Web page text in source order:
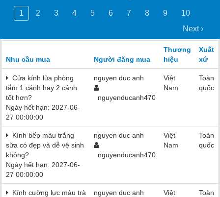
1 2 3 4 5 6 7 8 9
10
Next ›
Nhu cầu mua Người đăng mua
Thương
hiệu
Xuất
xứ
Cửa kính lùa phòng
tắm 1 cánh hay 2 cánh
tốt hơn?
Ngày hết hạn: 2027-06-
27 00:00:00
nguyen duc anh
nguyenducanh470
Việt
Nam
Toàn
quốc
Kính bếp màu trắng
sữa có đẹp và dễ vệ sinh
không?
Ngày hết hạn: 2027-06-
27 00:00:00
nguyen duc anh
nguyenducanh470
Việt
Nam
Toàn
quốc
Kính cường lực màu trà
nguyen duc anh
Việt
Toàn